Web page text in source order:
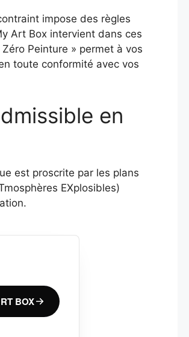
impose des règles
Art Box intervient dans ces
Peinture » permet à vos
toute conformité avec vos
en
est proscrite par les plans
EXplosibles)
BOX